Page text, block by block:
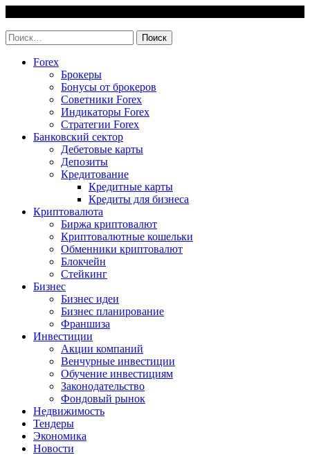
content
Найти:
Forex
Брокеры
Бонусы от брокеров
Советники Forex
Индикаторы Forex
Стратегии Forex
Банковский сектор
Дебетовые карты
Депозиты
Кредитование
Кредитные карты
Кредиты для бизнеса
Криптовалюта
Биржа криптовалют
Криптовалютные кошельки
Обменники криптовалют
Блокчейн
Стейкинг
Бизнес
Бизнес идеи
Бизнес планирование
Франшиза
Инвестиции
Акции компаний
Венчурные инвестиции
Обучение инвестициям
Законодательство
Фондовый рынок
Недвижимость
Тендеры
Экономика
Новости